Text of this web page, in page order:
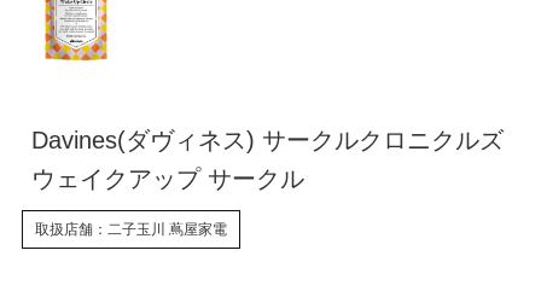
Davines(ダヴィネス) サークルクロニクルズ
ウェイクアップ サークル
取扱店舗：二子玉川 蔦屋家電